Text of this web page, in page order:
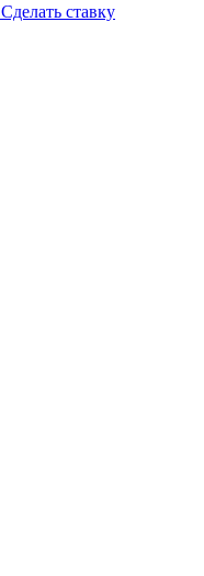
Сделать ставку